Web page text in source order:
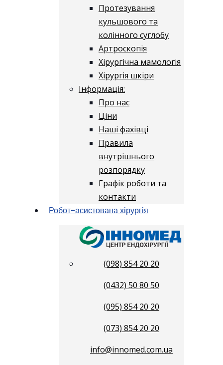
Протезування
кульшового та
колінного суглобу
Артроскопія
Хірургічна мамологія
Хірургія шкіри
Інформація:
Про нас
Ціни
Наші фахівці
Правила
внутрішнього
розпорядку
Графік роботи та
контакти
Робот-асистована хірургія
(098) 854 20 20
(0432) 50 80 50
(095) 854 20 20
(073) 854 20 20
info@innomed.com.ua